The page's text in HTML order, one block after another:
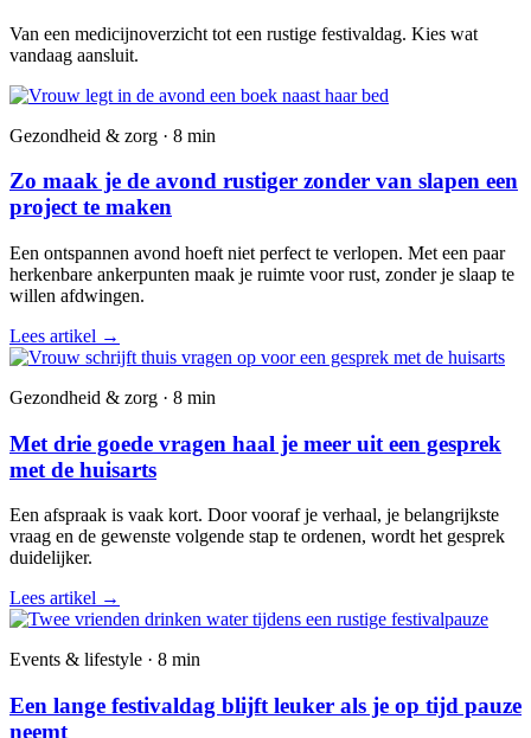
Van een medicijnoverzicht tot een rustige festivaldag. Kies wat
vandaag aansluit.
Gezondheid & zorg · 8 min
Zo maak je de avond rustiger zonder van slapen een
project te maken
Een ontspannen avond hoeft niet perfect te verlopen. Met een paar
herkenbare ankerpunten maak je ruimte voor rust, zonder je slaap te
willen afdwingen.
Lees artikel →
Gezondheid & zorg · 8 min
Met drie goede vragen haal je meer uit een gesprek
met de huisarts
Een afspraak is vaak kort. Door vooraf je verhaal, je belangrijkste
vraag en de gewenste volgende stap te ordenen, wordt het gesprek
duidelijker.
Lees artikel →
Events & lifestyle · 8 min
Een lange festivaldag blijft leuker als je op tijd pauze
neemt